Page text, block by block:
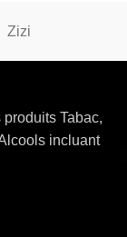
Zizi
Tabac,
incluant